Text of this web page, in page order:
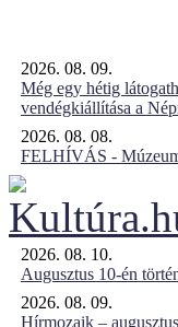
2026. 08. 09.
Még egy hétig
vendégkiállítása a
2026. 08. 08.
FELHÍVÁS -
2026. 08. 10.
Augusztus 10-én
2026. 08. 09.
Hírmozaik –